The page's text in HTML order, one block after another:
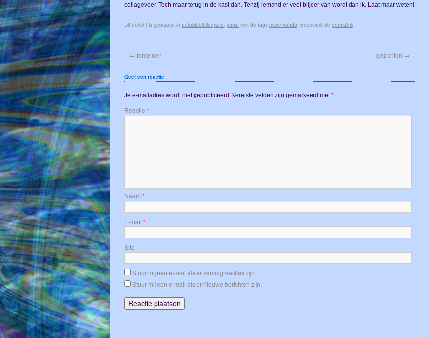
collagevoer. Toch maar terug in de kast dan. Tenzij iemand er veel blijder van wordt dan ik. Laat maar weten!
Dit bericht is geplaatst in autobiobibliografie, kunst met de tags marie kondo. Bookmark de permalink.
← fonteinen gezichten →
Geef een reactie
Je e-mailadres wordt niet gepubliceerd. Vereiste velden zijn gemarkeerd met*
Reactie *
Naam *
E-mail *
Site
Stuur mij een e-mail als er vervolgreacties zijn.
Stuur mij een e-mail als er nieuwe berichten zijn.